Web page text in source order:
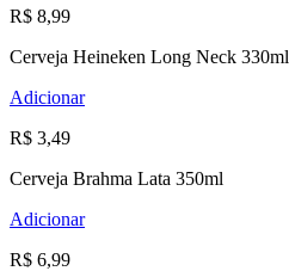
R$ 8,99
Cerveja Heineken Long Neck 330ml
Adicionar
R$ 3,49
Cerveja Brahma Lata 350ml
Adicionar
R$ 6,99